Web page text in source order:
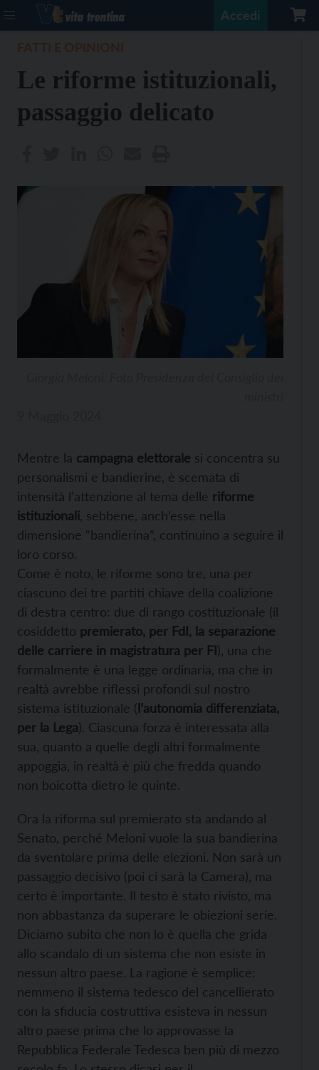
Accedi
Le riforme istituzionali,
passaggio delicato
Mentre la campagna elettorale si concentra su
personalismi e bandierine, è scemata di
intensità l’attenzione al tema delle riforme
istituzionali , sebbene, anch’esse nella
dimensione “bandierina”, continuino a seguire il
loro corso.
Come è noto, le riforme sono tre, una per
ciascuno dei tre partiti chiave della coalizione
di destra centro: due di rango costituzionale (il
cosiddetto premierato, per FdI, la separazione
delle carriere in magistratura per FI), una che
formalmente è una legge ordinaria, ma che in
realtà avrebbe riflessi profondi sul nostro
sistema istituzionale (l’autonomia differenziata,
per la Lega). Ciascuna forza è interessata alla
sua, quanto a quelle degli altri formalmente
appoggia, in realtà è più che fredda quando
non boicotta dietro le quinte.
Ora la riforma sul premierato sta andando al
Senato, perché Meloni vuole la sua bandierina
da sventolare prima delle elezioni. Non sarà un
passaggio decisivo (poi ci sarà la Camera), ma
certo è importante. Il testo è stato rivisto, ma
non abbastanza da superare le obiezioni serie.
Diciamo subito che non lo è quella che grida
allo scandalo di un sistema che non esiste in
nessun altro paese. La ragione è semplice:
nemmeno il sistema tedesco del cancellierato
con la sfiducia costruttiva esisteva in nessun
altro paese prima che lo approvasse la
Repubblica Federale Tedesca ben più di mezzo